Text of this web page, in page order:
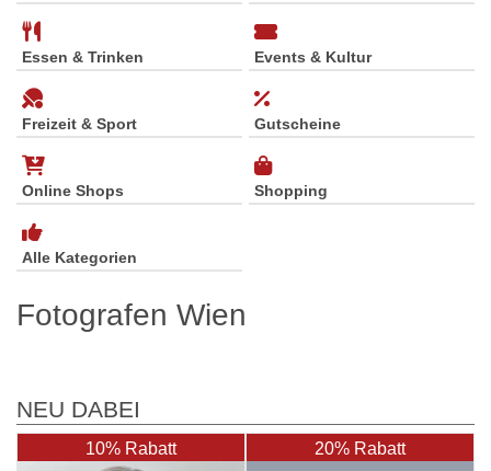
Essen & Trinken Events & Kultur
Freizeit & Sport Gutscheine
Online Shops Shopping
Alle Kategorien
Fotografen Wien
NEU DABEI
10% Rabatt 20% Rabatt